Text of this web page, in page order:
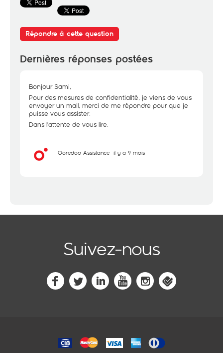
Répondre à cette question
Dernières réponses postées
Bonjour Sami,
Pour des mesures de confidentialité, je viens de vous
envoyer un mail, merci de me répondre pour que je
puisse vous assister.
Dans l'attente de vous lire.
Ooredoo Assistance il y a 9 mois
Suivez-nous